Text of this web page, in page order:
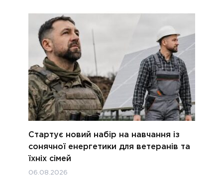
Стартує новий набір на навчання із
сонячної енергетики для ветеранів та
їхніх сімей
06.08.2026